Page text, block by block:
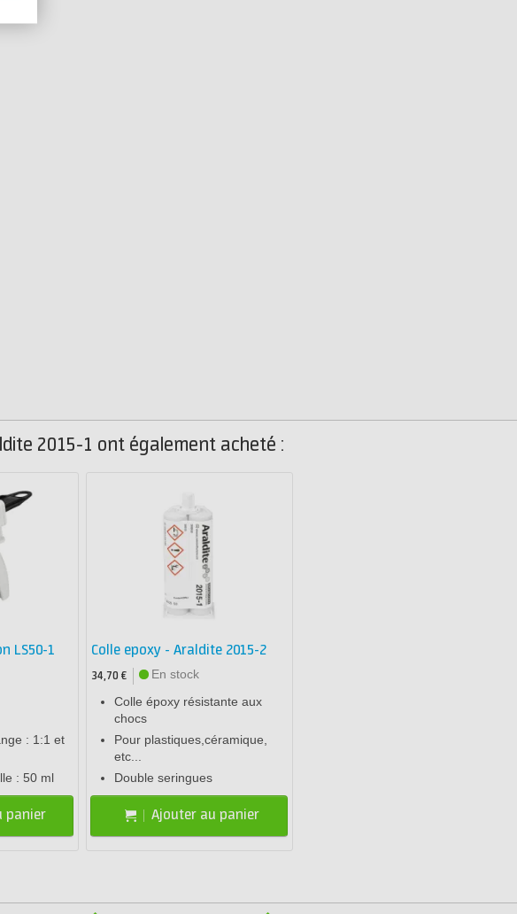
2015-1 ont également acheté :
LS50-1
: 1:1 et
: 50 ml
panier
Colle epoxy - Araldite 2015-2
34,70 €
En stock
Colle époxy résistante aux
chocs
Pour plastiques,céramique,
etc...
Double seringues
Ajouter au panier